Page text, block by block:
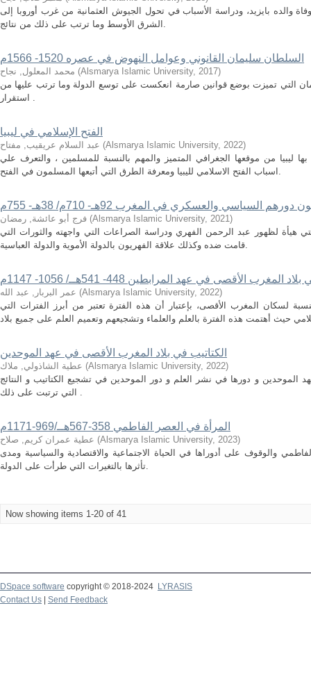
والده بايزيد، ودراسة الأسباب في تحول الجيوش العثمانية من غرب أوروبا إلى
الشرق الأوسط وما ترتب على ذلك من نتائج.
السلطان سليمان القانوني وعوامل النهوض في عصره 1520- 1566م
محمد المعلول, نجاح (Alsmarya Islamic University, 2017)
التي تميزت بوضع قوانين صارمة انعكست على توسع الدولة وما ترتب عليها من
استقرار .
الفتح الإسلامي في ليبيا
عبد السلام عريقيب, مفتاح (Alsmarya Islamic University, 2022)
ليبيا من موقعها الجغرافي المتميز والمهم بالنسبة للمسلمين ، والتعرف علي
اسباب الفتح الاسلامي لليبيا ومعرفة الطرق التي أتبعها المسلمون في الفتح.
دورهم السياسي والعسكري في المغرب 92هـ- 710م/ 38هـ- 755م
فرج أبو عائشة, رمضان (Alsmarya Islamic University, 2021)
هيأة لظهور عبد الرحمن الفهري ودراسة الصراعات التي واجهته والثورات التي
قامت ضده وكذلك علاقة الفهريون بالدولة الأموية والدولة العباسية.
المغرب الأقصى في عهد المرابطين 448- 541هــ/ 1056- 1147م
عمر البربار, عبد الله (Alsmarya Islamic University, 2022)
لسكان المغرب الأقصى، بإعتبار أن هذه الفترة تعتبر من أبرز الفترات التي
الكتاتيب في بلاد المغرب الأقصى في عهد الموحدين
عطية الشاذولي, ملاك (Alsmarya Islamic University, 2022)
و دورها في نشر العلم و دور الموحدين في تشجيع الكتاتيب و النتائج
التي ترتبت على ذلك .
المرأة في العصر الفاطمي 358-567هــ/969-1171م
عطية عمران كريم, صلاح (Alsmarya Islamic University, 2023)
والوقوف على أدوراها في الحياة الاجتماعية والاقتصادية والسياسية ومدى
تأثرها بالتغيرات التي طرأت على الدولة.
Now showing items 1-20 of 41
DSpace software copyright © 2018-2024 LYRASIS
Contact Us
Send Feedback